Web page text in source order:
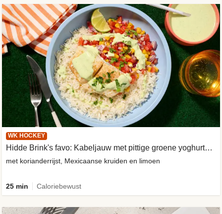
WK HOCKEY
Hidde Brink's favo: Kabeljauw met pittige groene yoghurtsaus
met korianderrijst, Mexicaanse kruiden en limoen
25 min Caloriebewust